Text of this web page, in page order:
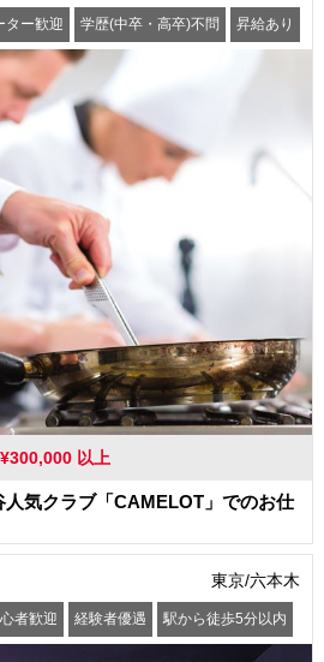
ター歓迎 学歴(中卒・高卒)不問 昇給あり
交通費支給 社員登用あり
¥300,000 以上
人気クラブ「CAMELOT」でのお仕
東京/六本木
者歓迎 経験者優遇 駅から徒歩5分以内